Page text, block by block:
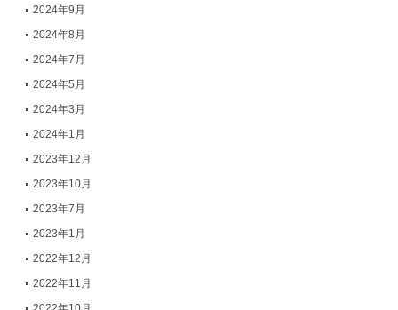
2024年9月
2024年8月
2024年7月
2024年5月
2024年3月
2024年1月
2023年12月
2023年10月
2023年7月
2023年1月
2022年12月
2022年11月